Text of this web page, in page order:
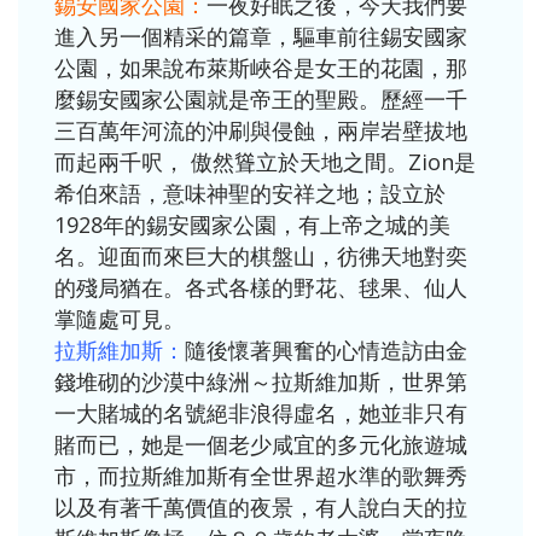
進入另一個精采的篇章，驅車前往錫安國家
公園，如果說布萊斯峽谷是女王的花園，那
麼錫安國家公園就是帝王的聖殿。歷經一千
三百萬年河流的沖刷與侵蝕，兩岸岩壁拔地
而起兩千呎， 傲然聳立於天地之間。Zion是
希伯來語，意味神聖的安祥之地；設立於
1928年的錫安國家公園，有上帝之城的美
名。迎面而來巨大的棋盤山，彷彿天地對奕
的殘局猶在。各式各樣的野花、毬果、仙人
掌隨處可見。
拉斯維加斯： 隨後懷著興奮的心情造訪由金
錢堆砌的沙漠中綠洲～拉斯維加斯，世界第
一大賭城的名號絕非浪得虛名，她並非只有
賭而已，她是一個老少咸宜的多元化旅遊城
市，而拉斯維加斯有全世界超水準的歌舞秀
以及有著千萬價值的夜景，有人說白天的拉